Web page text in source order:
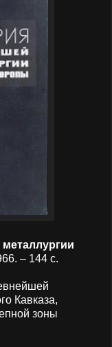
– 144 с.
Кавказа,
зоны